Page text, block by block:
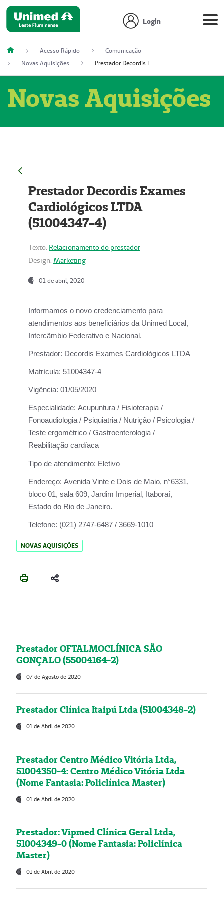
Login
Acesso Rápido
Comunicação
Novas Aquisições
Prestador Decordis Exames Cardiológicos LTDA (51004347-4)
Novas Aquisições
Prestador Decordis Exames
Cardiológicos LTDA
(51004347-4)
Texto: Relacionamento do prestador
Design: Marketing
01 de abril, 2020
Informamos o novo credenciamento para
atendimentos aos beneficiários da Unimed Local,
Intercâmbio Federativo e Nacional.
Prestador: Decordis Exames Cardiológicos LTDA
Matrícula: 51004347-4
Vigência: 01/05/2020
Especialidade: Acupuntura / Fisioterapia /
Fonoaudiologia / Psiquiatria / Nutrição / Psicologia /
Teste ergométrico / Gastroenterologia /
Reabilitação cardíaca
Tipo de atendimento: Eletivo
Endereço: Avenida Vinte e Dois de Maio, n°6331,
bloco 01, sala 609, Jardim Imperial, Itaboraí,
Estado do Rio de Janeiro.
Telefone: (021) 2747-6487 / 3669-1010
NOVAS AQUISIÇÕES
Prestador OFTALMOCLÍNICA SÃO
GONÇALO (55004164-2)
07 de Agosto de 2020
Prestador Clínica Itaipú Ltda (51004348-2)
01 de Abril de 2020
Prestador Centro Médico Vitória Ltda,
51004350-4: Centro Médico Vitória Ltda
(Nome Fantasia: Policlínica Master)
01 de Abril de 2020
Prestador: Vipmed Clínica Geral Ltda,
51004349-0 (Nome Fantasia: Policlínica
Master)
01 de Abril de 2020